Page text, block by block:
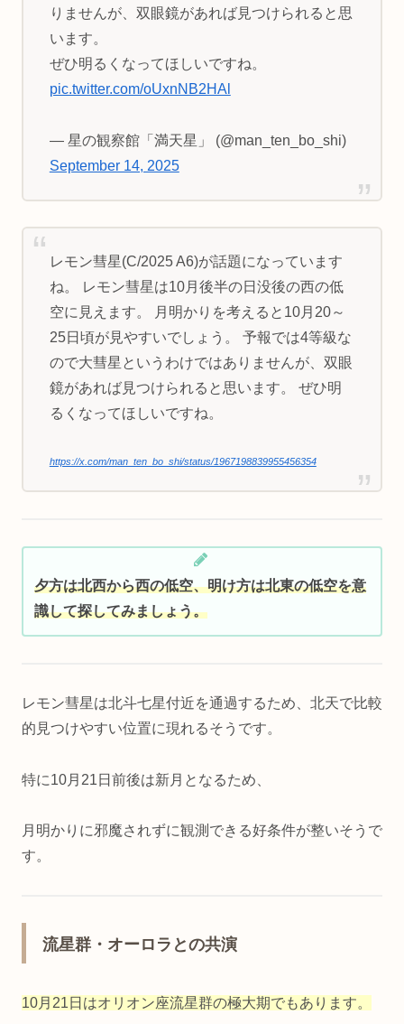
りませんが、双眼鏡があれば見つけられると思
います。
ぜひ明るくなってほしいですね。
pic.twitter.com/oUxnNB2HAl
— 星の観察館「満天星」 (@man_ten_bo_shi)
September 14, 2025
レモン彗星(C/2025 A6)が話題になっています
ね。 レモン彗星は10月後半の日没後の西の低
空に見えます。 月明かりを考えると10月20～
25日頃が見やすいでしょう。 予報では4等級な
ので大彗星というわけではありませんが、双眼
鏡があれば見つけられると思います。 ぜひ明
るくなってほしいですね。
https://x.com/man_ten_bo_shi/status/1967198839955456354
夕方は北西から西の低空、明け方は北東の低空を意
識して探してみましょう。
レモン彗星は北斗七星付近を通過するため、北天で比較
的見つけやすい位置に現れるそうです。
特に10月21日前後は新月となるため、
月明かりに邪魔されずに観測できる好条件が整いそうで
す。
流星群・オーロラとの共演
10月21日はオリオン座流星群の極大期でもあります。